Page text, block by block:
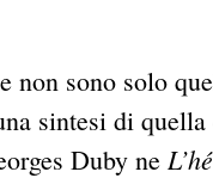
non sono solo
sintesi di
Duby ne